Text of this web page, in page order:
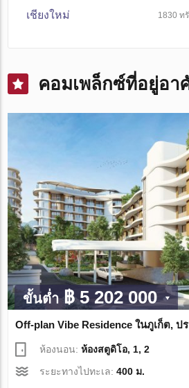
เชียงใหม่ 1830ท
คอมเพล็กซ์ที่อยู่อา
ขั้นต่ำ฿ 5 202 000
Off-plan Vibe Residence ในภูเก็ต, ป
ห้องนอน:ห้องสตูดิโอ, 1, 2
ระยะทางไปทะเล:400 ม.